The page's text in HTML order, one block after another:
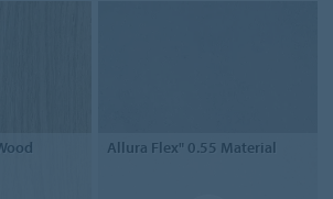
Allura Flex" 0.55 Material